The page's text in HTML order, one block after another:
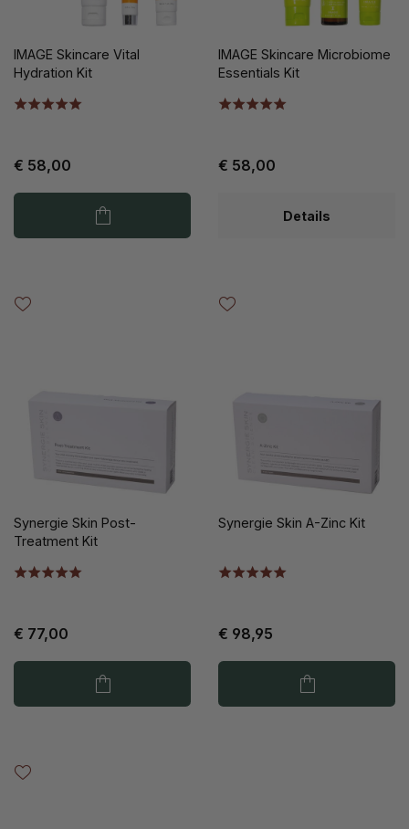
IMAGE Skincare Vital
Hydration Kit
€ 58,00
IMAGE Skincare Microbiome
Essentials Kit
€ 58,00
Details
Synergie Skin Post-
Treatment Kit
€ 77,00
Synergie Skin A-Zinc Kit
€ 98,95